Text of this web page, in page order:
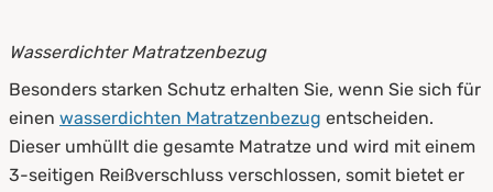
Wasserdichter Matratzenbezug
Besonders starken Schutz erhalten Sie, wenn Sie sich für
einen wasserdichten Matratzenbezug entscheiden.
Dieser umhüllt die gesamte Matratze und wird mit einem
3-seitigen Reißverschluss verschlossen, somit bietet er